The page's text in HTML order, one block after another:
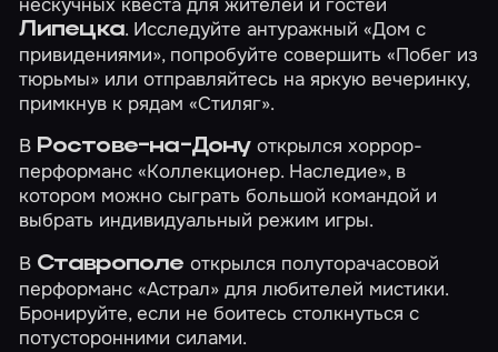
Липецка. Исследуйте антуражный «Дом с
привидениями», попробуйте совершить«Побег из
тюрьмы» или отправляйтесь на яркую вечеринку,
примкнув к рядам«Стиляг».
В Ростове-на-Донуоткрылся хоррор-
перформанс«Коллекционер. Наследие», в
котором можно сыграть большой командой и
выбрать индивидуальный режим игры.
В Ставрополе открылся полуторачасовой
перформанс«Астрал» для любителей мистики.
Бронируйте, если не боитесь столкнуться с
потусторонними силами.